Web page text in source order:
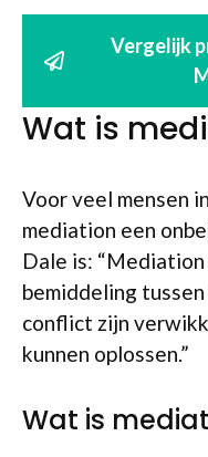
Vergelijk
Wat is
Voor veel mensen
mediation een
Dale is:
bemiddeling
conflict zijn
kunnen oplossen.”
Wat is